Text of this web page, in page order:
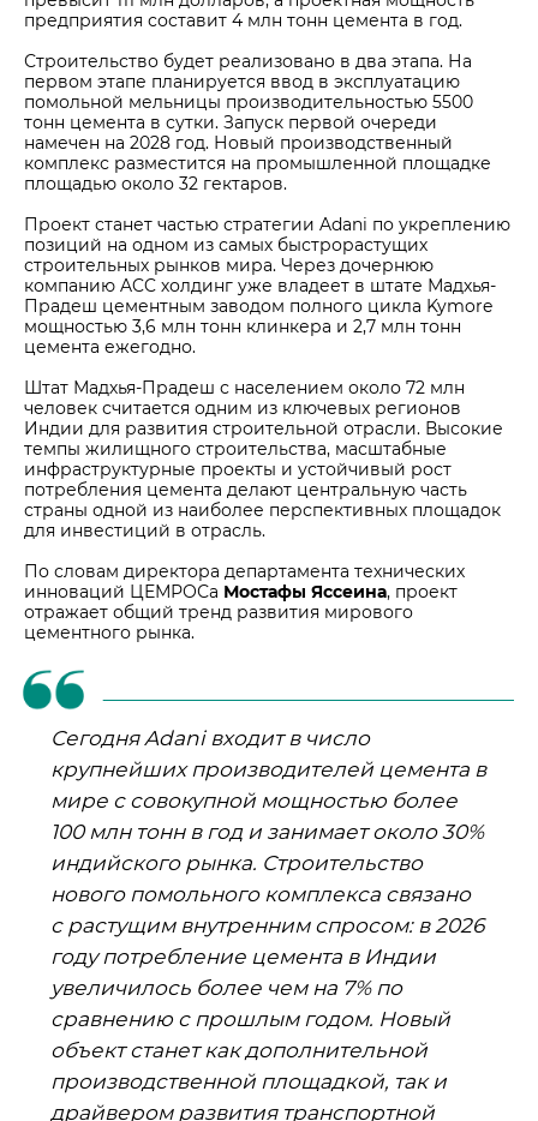
предприятия составит 4 млн тонн цемента в год.
Строительство будет реализовано в два этапа. На
первом этапе планируется ввод в эксплуатацию
помольной мельницы производительностью 5500
тонн цемента в сутки. Запуск первой очереди
намечен на 2028 год. Новый производственный
комплекс разместится на промышленной площадке
площадью около 32 гектаров.
Проект станет частью стратегии Adani по укреплению
позиций на одном из самых быстрорастущих
строительных рынков мира. Через дочернюю
компанию ACC холдинг уже владеет в штате Мадхья-
Прадеш цементным заводом полного цикла Kymore
мощностью 3,6 млн тонн клинкера и 2,7 млн тонн
цемента ежегодно.
Штат Мадхья-Прадеш с населением около 72 млн
человек считается одним из ключевых регионов
Индии для развития строительной отрасли. Высокие
темпы жилищного строительства, масштабные
инфраструктурные проекты и устойчивый рост
потребления цемента делают центральную часть
страны одной из наиболее перспективных площадок
для инвестиций в отрасль.
По словам директора департамента технических
инноваций ЦЕМРОСа Мостафы Яссеина, проект
отражает общий тренд развития мирового
цементного рынка.
Сегодня Adani входит в число
крупнейших производителей цемента в
мире с совокупной мощностью более
100 млн тонн в год и занимает около 30%
индийского рынка. Строительство
нового помольного комплекса связано
с растущим внутренним спросом: в 2026
году потребление цемента в Индии
увеличилось более чем на 7% по
сравнению с прошлым годом. Новый
объект станет как дополнительной
производственной площадкой, так и
драйвером развития транспортной